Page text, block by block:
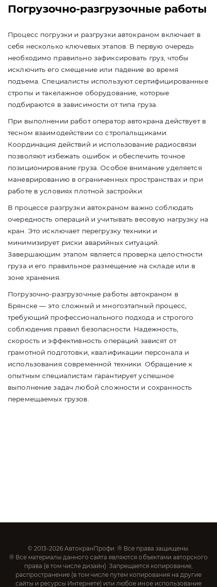
Погрузочно-разгрузочные работы
Процесс погрузки и разгрузки автокраном включает в
себя несколько ключевых этапов. В первую очередь
необходимо правильно зафиксировать груз, чтобы
исключить его смещение или падение во время
подъема. Специалисты используют сертифицированные
стропы и такелажное оборудование, которые
подбираются в зависимости от типа груза.
При выполнении работ оператор автокрана действует в
тесном взаимодействии со стропальщиками.
Координация действий и использование радиосвязи
позволяют избежать ошибок и обеспечить точное
позиционирование груза. Особое внимание уделяется
маневрированию в ограниченных пространствах и при
работе в условиях плотной застройки.
В процессе разгрузки автокраном важно соблюдать
очередность операций и учитывать весовую нагрузку на
кран. Это исключает перегрузку техники и
минимизирует риски аварийных ситуаций.
Завершающим этапом является проверка целостности
груза и его правильное размещение на складе или в
зоне хранения.
Погрузочно-разгрузочные работы автокраном в
Брянске — это сложный и многоэтапный процесс,
требующий профессионального подхода и строгого
соблюдения правил безопасности. Надежность,
скорость и эффективность операций зависят от
грамотной подготовки, квалификации персонала и
использования современной техники. Обращение к
опытным специалистам гарантирует успешное
выполнение задач любой сложности и сохранность
перемещаемых грузов.
© 2013-2026 АвтокранПрофи. ® Все права защищены.
® Все материалы данного сайта являются объектами авторского
права (в том числе дизайн). Запрещается копирование,
распространение (в том числе путем копирования на другие
сайты и ресурсы Интернете) или любое иное использование